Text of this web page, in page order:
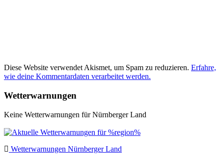
Diese Website verwendet Akismet, um Spam zu reduzieren. Erfahre,
wie deine Kommentardaten verarbeitet werden.
Wetterwarnungen
Keine Wetterwarnungen für Nürnberger Land
Wetterwarnungen Nürnberger Land